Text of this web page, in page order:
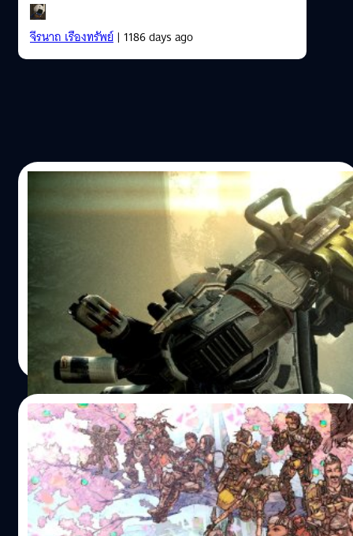
จีรนาถ เรืองทรัพย์| 1186 days ago
01/05/2023
CEO ของ Respawn อยากให้มีภาคต่อ
Titanfall แต่ยังไม่มีแผนในตอนนี้
CEO ของ Respawn อยากให้มีภาคต่อ Titanfall แต่ยังไม่มี
แผนในตอนนี้
จีรนาถ เรืองทรัพย์| 1195 days ago
Read More
22/03/2023
Respawn Entertainment เปิดสตูดิโอใหม่ มุ่ง
เน้นดูแลคอนเทนต์ให้กับ Apex Legend โดย
เฉพาะ
Respawn Entertainment เปิดสตูดิโอใหม่ มุ่งเน้นดูแลคอน
เทนต์ให้กับ Apex Legend โดยเฉพาะ